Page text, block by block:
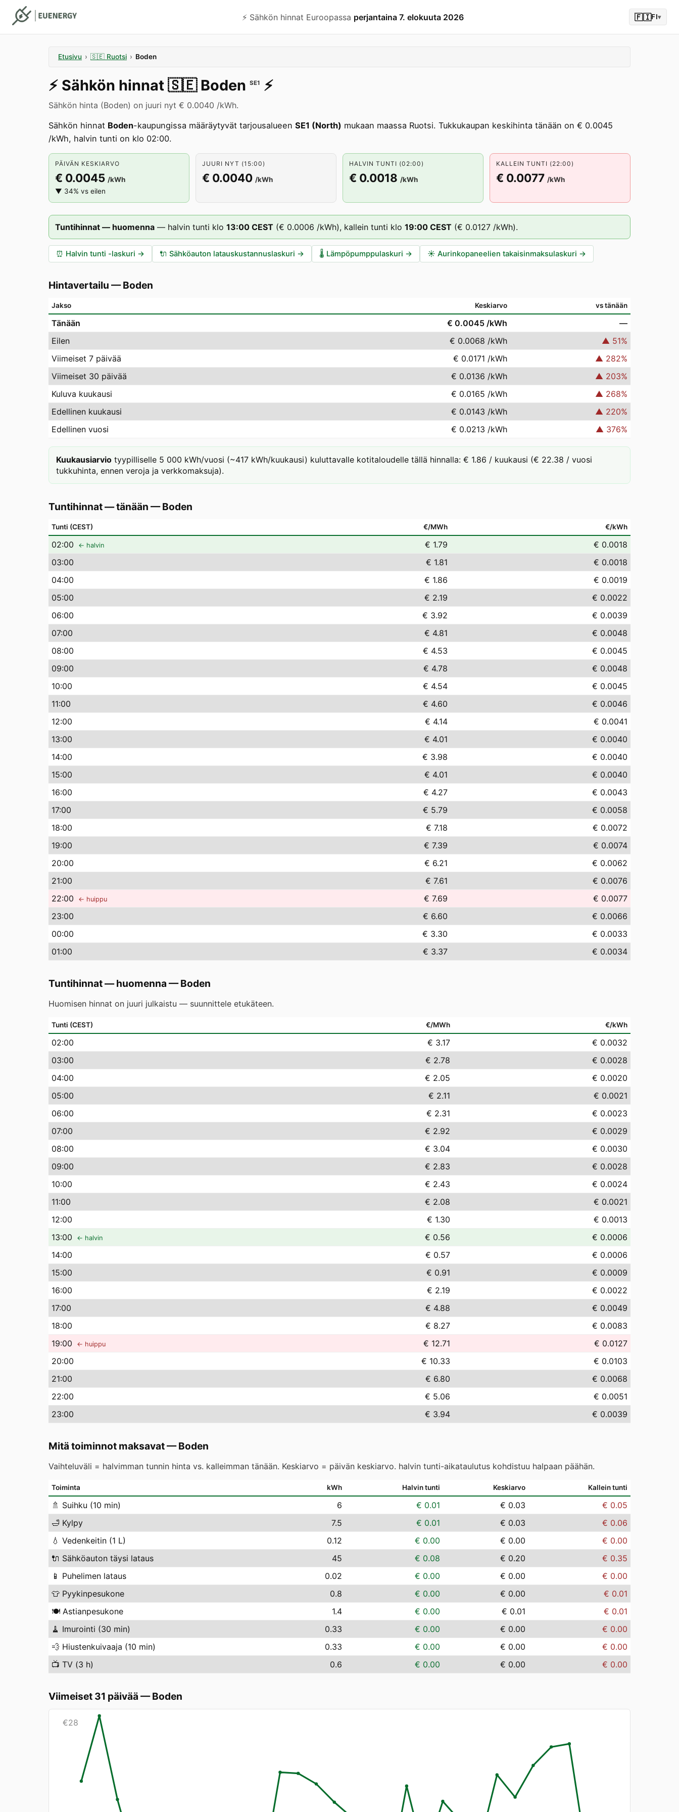
⚡️ Sähkön hinnat Euroopassa perjantaina 7. elokuuta 2026 🇫🇮FI▾
Etusivu › 🇸🇪 Ruotsi › Boden
⚡️ Sähkön hinnat 🇸🇪 Boden SE1 ⚡️
Sähkön hinta (Boden) on juuri nyt € 0.0040 /kWh.
Sähkön hinnat Boden-kaupungissa määräytyvät tarjousalueen SE1 (North) mukaan maassa Ruotsi. Tukkukaupan keskihinta tänään on € 0.0045
/kWh, halvin tunti on klo 02:00.
PÄIVÄN KESKIARVO
€ 0.0045 /kWh
▼ 34% vs eilen
JUURI NYT (15:00)
€ 0.0040 /kWh
HALVIN TUNTI (02:00)
€ 0.0018 /kWh
KALLEIN TUNTI (22:00)
€ 0.0077 /kWh
Tuntihinnat — huomenna — halvin tunti klo 13:00 CEST (€ 0.0006 /kWh), kallein tunti klo 19:00 CEST (€ 0.0127 /kWh).
⏰ Halvin tunti -laskuri → 🔌 Sähköauton latauskustannuslaskuri → 🌡️ Lämpöpumppulaskuri → ☀️ Aurinkopaneelien takaisinmaksulaskuri →
Hintavertailu —Boden
Jakso Keskiarvo vs tänään
Tänään € 0.0045 /kWh
—
Eilen
€ 0.0068 /kWh ▲ 51%
Viimeiset 7 päivää
€ 0.0171 /kWh ▲ 282%
Viimeiset 30 päivää
€ 0.0136 /kWh ▲ 203%
Kuluva kuukausi
€ 0.0165 /kWh ▲ 268%
Edellinen kuukausi
€ 0.0143 /kWh ▲ 220%
Edellinen vuosi
€ 0.0213 /kWh ▲ 376%
Kuukausiarvio tyypilliselle 5 000 kWh/vuosi (~417 kWh/kuukausi) kuluttavalle kotitaloudelle tällä hinnalla: € 1.86 / kuukausi (€ 22.38 / vuosi
tukkuhinta, ennen veroja ja verkkomaksuja).
Tuntihinnat — tänään —Boden
Tunti (CEST) €/MWh €/kWh
02:00 ← halvin € 1.79
€ 0.0018
03:00 € 1.81
€ 0.0018
04:00 € 1.86
€ 0.0019
05:00 € 2.19
€ 0.0022
06:00 € 3.92
€ 0.0039
07:00 € 4.81
€ 0.0048
08:00 € 4.53
€ 0.0045
09:00 € 4.78
€ 0.0048
10:00 € 4.54
€ 0.0045
11:00 € 4.60
€ 0.0046
12:00 € 4.14
€ 0.0041
13:00 € 4.01
€ 0.0040
14:00 € 3.98
€ 0.0040
15:00 € 4.01
€ 0.0040
16:00 € 4.27
€ 0.0043
17:00 € 5.79
€ 0.0058
18:00 € 7.18
€ 0.0072
19:00 € 7.39
€ 0.0074
20:00 € 6.21
€ 0.0062
21:00 € 7.61
€ 0.0076
22:00 ← huippu € 7.69
€ 0.0077
23:00 € 6.60
€ 0.0066
00:00 € 3.30
€ 0.0033
01:00 € 3.37 € 0.0034
Tuntihinnat — huomenna —Boden
Huomisen hinnat on juuri julkaistu — suunnittele etukäteen.
Tunti (CEST) €/MWh €/kWh
02:00 € 3.17
€ 0.0032
03:00 € 2.78
€ 0.0028
04:00 € 2.05
€ 0.0020
05:00 € 2.11
€ 0.0021
06:00 € 2.31
€ 0.0023
07:00 € 2.92
€ 0.0029
08:00 € 3.04
€ 0.0030
09:00 € 2.83
€ 0.0028
10:00 € 2.43
€ 0.0024
11:00 € 2.08
€ 0.0021
12:00 € 1.30
€ 0.0013
13:00 ← halvin € 0.56
€ 0.0006
14:00 € 0.57
€ 0.0006
15:00 € 0.91
€ 0.0009
16:00 € 2.19
€ 0.0022
17:00 € 4.88
€ 0.0049
18:00 € 8.27
€ 0.0083
19:00 ← huippu € 12.71
€ 0.0127
20:00 € 10.33
€ 0.0103
21:00 € 6.80
€ 0.0068
22:00 € 5.06
€ 0.0051
23:00 € 3.94 € 0.0039
Mitä toiminnot maksavat—Boden
Vaihteluväli = halvimman tunnin hinta vs. kalleimman tänään. Keskiarvo = päivän keskiarvo. halvin tunti-aikataulutus kohdistuu halpaan päähän.
Toiminta kWh Halvin tunti Keskiarvo Kallein tunti
🚿 Suihku (10 min) 6 € 0.01 € 0.03
€ 0.05
🛁 Kylpy 7.5 € 0.01 € 0.03
€ 0.06
💧 Vedenkeitin (1 L) 0.12 € 0.00 € 0.00
€ 0.00
🔌 Sähköauton täysi lataus 45 € 0.08 € 0.20
€ 0.35
📱 Puhelimen lataus 0.02 € 0.00 € 0.00
€ 0.00
👕 Pyykinpesukone 0.8 € 0.00 € 0.00
€ 0.01
🍽️ Astianpesukone 1.4 € 0.00 € 0.01
€ 0.01
🧹 Imurointi (30 min) 0.33 € 0.00 € 0.00
€ 0.00
💨 Hiustenkuivaaja (10 min) 0.33 € 0.00 € 0.00
€ 0.00
📺 TV (3 h) 0.6 € 0.00 € 0.00 € 0.00
Viimeiset 31 päivää —Boden
€28